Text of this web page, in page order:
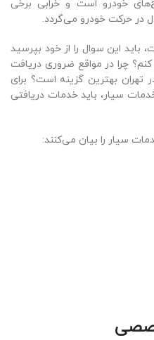
خودرو است و خرابی برخی
در حرکت خودرو می‌گردد.
این سوال را از خود بپرسید
چرا در مواقع ضروری دریافت
بهترین گزینه است؟ برای
سیار، باید خدمات دریافتی
سیار را بیان می‌کنند: